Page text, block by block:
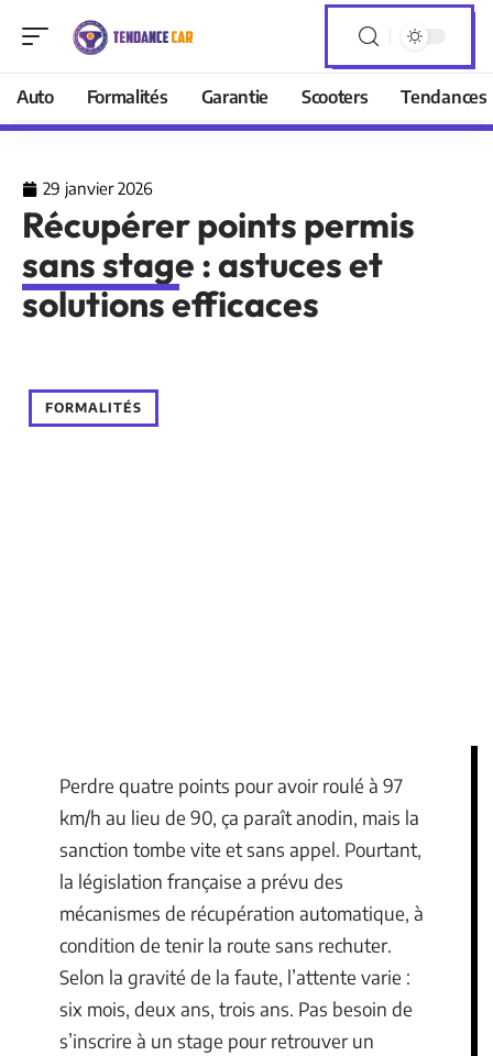
Auto Formalités Garantie Scooters Tendances
29 janvier 2026
Récupérer points permis
sans stage : astuces et
solutions efficaces
FORMALITÉS
Perdre quatre points pour avoir roulé à 97
km/h au lieu de 90, ça paraît anodin, mais la
sanction tombe vite et sans appel. Pourtant,
la législation française a prévu des
mécanismes de récupération automatique, à
condition de tenir la route sans rechuter.
Selon la gravité de la faute, l’attente varie :
six mois, deux ans, trois ans. Pas besoin de
s’inscrire à un stage pour retrouver un